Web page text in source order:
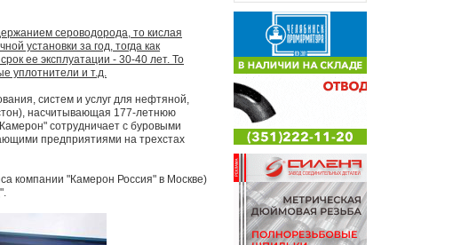
сероводорода, то кислая
установки за год, тогда как
ее эксплуатации - 30-40 лет. То
уплотнители и т.д.
систем и услуг для нефтяной,
насчитывающая 177-летнюю
сотрудничает с буровыми
предприятиями на трехстах
компании "Камерон Россия" в Москве)